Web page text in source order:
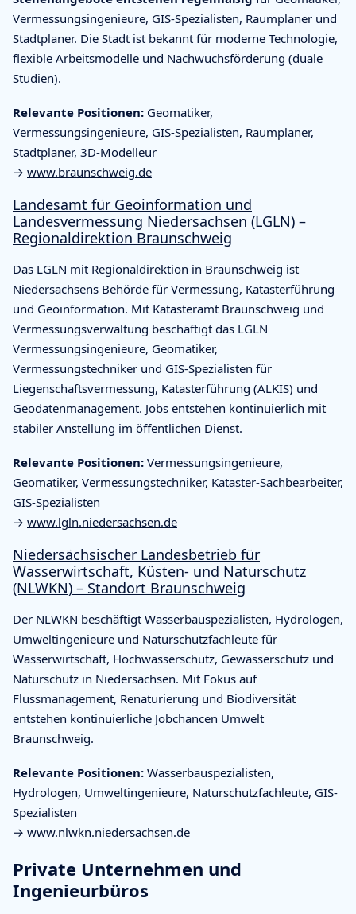
Vermessungsingenieure, GIS-Spezialisten, Raumplaner und
Stadtplaner. Die Stadt ist bekannt für moderne Technologie,
flexible Arbeitsmodelle und Nachwuchsförderung (duale
Studien).
Relevante Positionen: Geomatiker,
Vermessungsingenieure, GIS-Spezialisten, Raumplaner,
Stadtplaner, 3D-Modelleur
→ www.braunschweig.de
Landesamt für Geoinformation und
Landesvermessung Niedersachsen (LGLN) –
Regionaldirektion Braunschweig
Das LGLN mit Regionaldirektion in Braunschweig ist
Niedersachsens Behörde für Vermessung, Katasterführung
und Geoinformation. Mit Katasteramt Braunschweig und
Vermessungsverwaltung beschäftigt das LGLN
Vermessungsingenieure, Geomatiker,
Vermessungstechniker und GIS-Spezialisten für
Liegenschaftsvermessung, Katasterführung (ALKIS) und
Geodatenmanagement. Jobs entstehen kontinuierlich mit
stabiler Anstellung im öffentlichen Dienst.
Relevante Positionen: Vermessungsingenieure,
Geomatiker, Vermessungstechniker, Kataster-Sachbearbeiter,
GIS-Spezialisten
→ www.lgln.niedersachsen.de
Niedersächsischer Landesbetrieb für
Wasserwirtschaft, Küsten- und Naturschutz
(NLWKN) – Standort Braunschweig
Der NLWKN beschäftigt Wasserbauspezialisten, Hydrologen,
Umweltingenieure und Naturschutzfachleute für
Wasserwirtschaft, Hochwasserschutz, Gewässerschutz und
Naturschutz in Niedersachsen. Mit Fokus auf
Flussmanagement, Renaturierung und Biodiversität
entstehen kontinuierliche Jobchancen Umwelt
Braunschweig.
Relevante Positionen: Wasserbauspezialisten,
Hydrologen, Umweltingenieure, Naturschutzfachleute, GIS-
Spezialisten
→ www.nlwkn.niedersachsen.de
Private Unternehmen und
Ingenieurbüros